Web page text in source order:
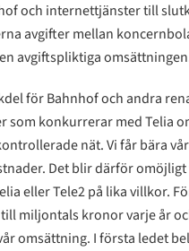
och internettjänster till
avgifter mellan
avgiftspliktiga
för Bahnhof och andra
som konkurrerar med Telia
nät. Vi får bära
Det blir därför omöjligt
eller Tele2 på lika villkor.
miljontals kronor varje år
omsättning. I första ledet